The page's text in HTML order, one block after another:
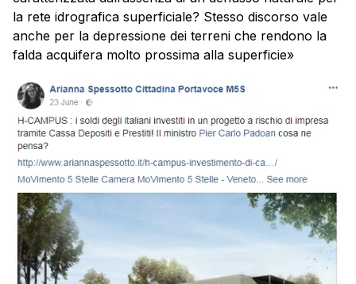
la rete idrografica superficiale? Stesso discorso vale
anche per la depressione dei terreni che rendono la
falda acquifera molto prossima alla superficie»